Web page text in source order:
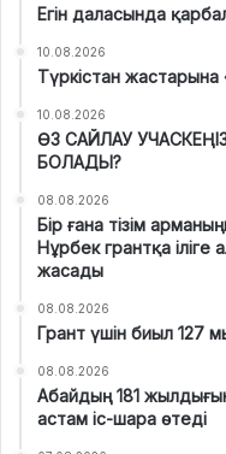
Егін даласында
10.08.2026
Түркістан жастарына
10.08.2026
ӨЗ САЙЛАУ
БОЛАДЫ?
08.08.2026
Бір ғана тізім
Нұрбек грантқа
жасады
08.08.2026
Грант үшін биыл 127
08.08.2026
Абайдың 181
астам іс-шара өтеді